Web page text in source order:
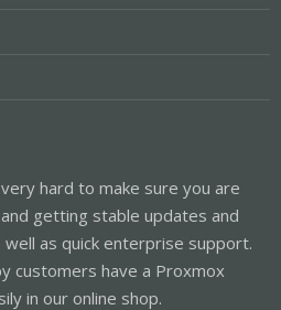
hard to make sure you are
getting stable updates and
as quick enterprise support.
customers have a Proxmox
in our online shop.